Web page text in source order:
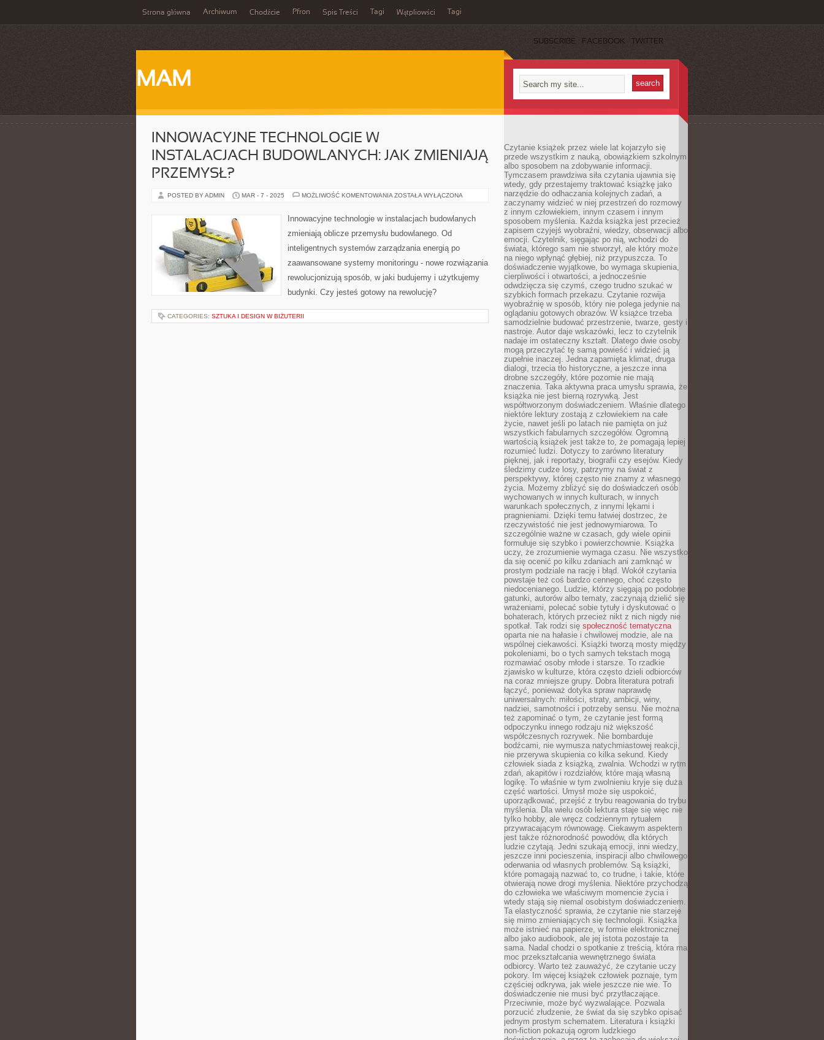
Strona główna Archiwum Chodźcie Pfron Spis Treści Tagi Wątpliowści Tagi
SUBSCRIBE FACEBOOK TWITTER
MAM
INNOWACYJNE TECHNOLOGIE W
INSTALACJACH BUDOWLANYCH: JAK ZMIENIAJĄ
PRZEMYSŁ?
POSTED BY ADMIN MAR - 7 - 2025 MOŻLIWOŚĆ KOMENTOWANIA INNOWACYJNE
INSTALACJACH
BUDOWLANYCH:
ZMIENIAJĄ
ZOSTAŁA WYŁĄCZONA
Innowacyjne technologie w instalacjach budowlanych
zmieniają oblicze przemysłu budowlanego. Od
inteligentnych systemów zarządzania energią po
zaawansowane systemy monitoringu - nowe rozwiązania
rewolucjonizują sposób, w jaki budujemy i użytkujemy
budynki. Czy jesteś gotowy na rewolucję?
CATEGORIES: SZTUKA I DESIGN W BIŻUTERII
Czytanie książek przez wiele lat kojarzyło się
przede wszystkim z nauką, obowiązkiem szkolnym
albo sposobem na zdobywanie informacji.
Tymczasem prawdziwa siła czytania ujawnia się
wtedy, gdy przestajemy traktować książkę jako
narzędzie do odhaczania kolejnych zadań, a
zaczynamy widzieć w niej przestrzeń do rozmowy
z innym człowiekiem, innym czasem i innym
sposobem myślenia. Każda książka jest przecież
zapisem czyjejś wyobraźni, wiedzy, obserwacji albo
emocji. Czytelnik, sięgając po nią, wchodzi do
świata, którego sam nie stworzył, ale który może
na niego wpłynąć głębiej, niż przypuszcza. To
doświadczenie wyjątkowe, bo wymaga skupienia,
cierpliwości i otwartości, a jednocześnie
odwdzięcza się czymś, czego trudno szukać w
szybkich formach przekazu. Czytanie rozwija
wyobraźnię w sposób, który nie polega jedynie na
oglądaniu gotowych obrazów. W książce trzeba
samodzielnie budować przestrzenie, twarze, gesty i
nastroje. Autor daje wskazówki, lecz to czytelnik
nadaje im ostateczny kształt. Dlatego dwie osoby
mogą przeczytać tę samą powieść i widzieć ją
zupełnie inaczej. Jedna zapamięta klimat, druga
dialogi, trzecia tło historyczne, a jeszcze inna
drobne szczegóły, które pozornie nie mają
znaczenia. Taka aktywna praca umysłu sprawia, że
książka nie jest bierną rozrywką. Jest
współtworzonym doświadczeniem. Właśnie dlatego
niektóre lektury zostają z człowiekiem na całe
życie, nawet jeśli po latach nie pamięta on już
wszystkich fabularnych szczegółów. Ogromną
wartością książek jest także to, że pomagają lepiej
rozumieć ludzi. Dotyczy to zarówno literatury
pięknej, jak i reportaży, biografii czy esejów. Kiedy
śledzimy cudze losy, patrzymy na świat z
perspektywy, której często nie znamy z własnego
życia. Możemy zbliżyć się do doświadczeń osób
wychowanych w innych kulturach, w innych
warunkach społecznych, z innymi lękami i
pragnieniami. Dzięki temu łatwiej dostrzec, że
rzeczywistość nie jest jednowymiarowa. To
szczególnie ważne w czasach, gdy wiele opinii
formułuje się szybko i powierzchownie. Książka
uczy, że zrozumienie wymaga czasu. Nie wszystko
da się ocenić po kilku zdaniach ani zamknąć w
prostym podziale na rację i błąd. Wokół czytania
powstaje też coś bardzo cennego, choć często
niedocenianego. Ludzie, którzy sięgają po podobne
gatunki, autorów albo tematy, zaczynają dzielić się
wrażeniami, polecać sobie tytuły i dyskutować o
bohaterach, których przecież nikt z nich nigdy nie
spotkał. Tak rodzi się społeczność tematyczna
oparta nie na hałasie i chwilowej modzie, ale na
wspólnej ciekawości. Książki tworzą mosty między
pokoleniami, bo o tych samych tekstach mogą
rozmawiać osoby młode i starsze. To rzadkie
zjawisko w kulturze, która często dzieli odbiorców
na coraz mniejsze grupy. Dobra literatura potrafi
łączyć, ponieważ dotyka spraw naprawdę
uniwersalnych: miłości, straty, ambicji, winy,
nadziei, samotności i potrzeby sensu. Nie można
też zapominać o tym, że czytanie jest formą
odpoczynku innego rodzaju niż większość
współczesnych rozrywek. Nie bombarduje
bodźcami, nie wymusza natychmiastowej reakcji,
nie przerywa skupienia co kilka sekund. Kiedy
człowiek siada z książką, zwalnia. Wchodzi w rytm
zdań, akapitów i rozdziałów, które mają własną
logikę. To właśnie w tym zwolnieniu kryje się duża
część wartości. Umysł może się uspokoić,
uporządkować, przejść z trybu reagowania do trybu
myślenia. Dla wielu osób lektura staje się więc nie
tylko hobby, ale wręcz codziennym rytuałem
przywracającym równowagę. Ciekawym aspektem
jest także różnorodność powodów, dla których
ludzie czytają. Jedni szukają emocji, inni wiedzy,
jeszcze inni pocieszenia, inspiracji albo chwilowego
oderwania od własnych problemów. Są książki,
które pomagają nazwać to, co trudne, i takie, które
otwierają nowe drogi myślenia. Niektóre przychodzą
do człowieka we właściwym momencie życia i
wtedy stają się niemal osobistym doświadczeniem.
Ta elastyczność sprawia, że czytanie nie starzeje
się mimo zmieniających się technologii. Książka
może istnieć na papierze, w formie elektronicznej
albo jako audiobook, ale jej istota pozostaje ta
sama. Nadal chodzi o spotkanie z treścią, która ma
moc przekształcania wewnętrznego świata
odbiorcy. Warto też zauważyć, że czytanie uczy
pokory. Im więcej książek człowiek poznaje, tym
częściej odkrywa, jak wiele jeszcze nie wie. To
doświadczenie nie musi być przytłaczające.
Przeciwnie, może być wyzwalające. Pozwala
porzucić złudzenie, że świat da się szybko opisać
jednym prostym schematem. Literatura i książki
non-fiction pokazują ogrom ludzkiego